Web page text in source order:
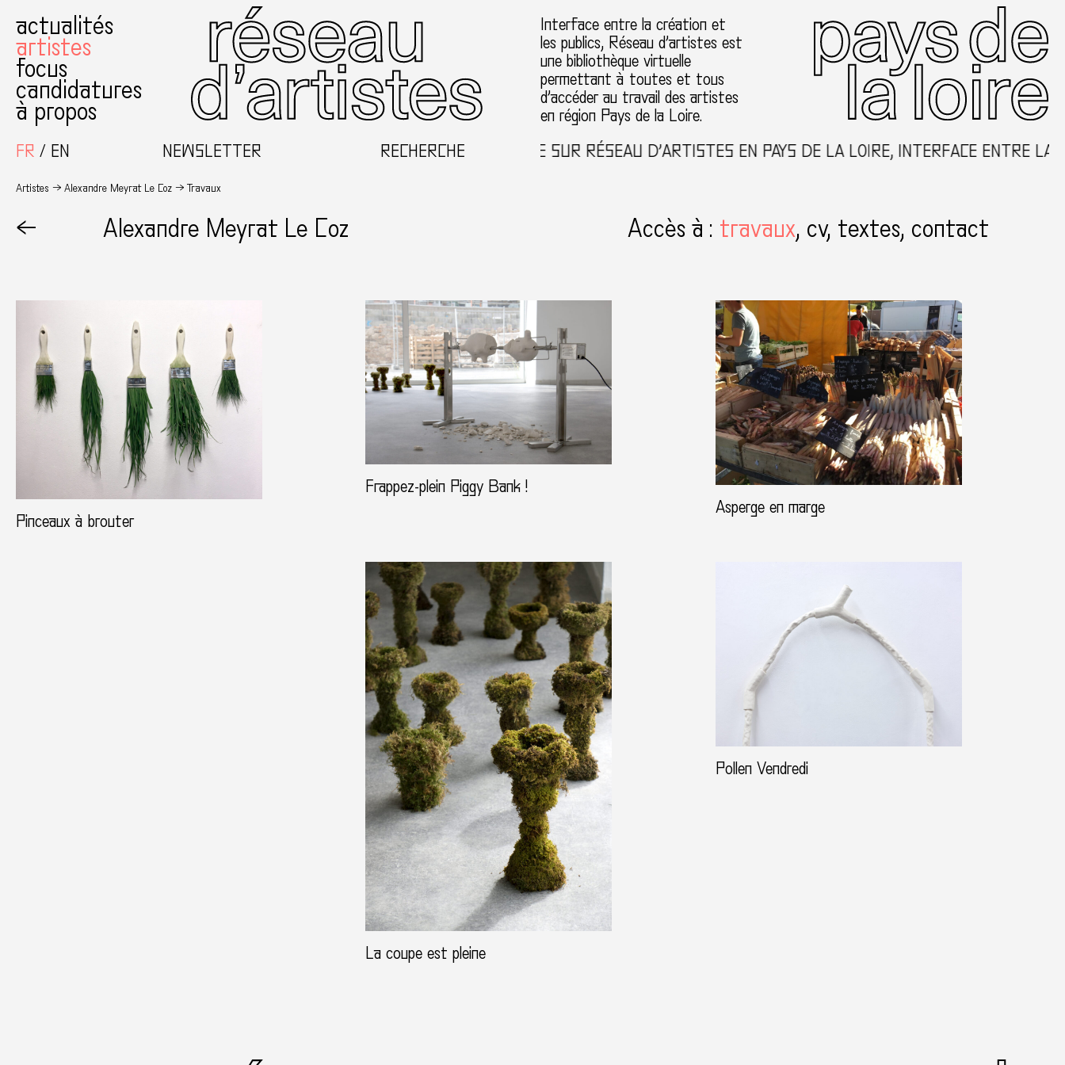
actualités
artistes
focus
candidatures
à propos
Interface entre la création et
les publics, Réseau d’artistes est
une bibliothèque virtuelle
permettant à toutes et tous
d’accéder au travail des artistes
en région Pays de la Loire.
FR
EN NEWSLETTER RECHERCHEBIENVENUE SUR RÉSEAU D’ARTISTES EN PAYS DE LA LOIRE, INTERFACE ENTRE LA
Artistes Alexandre Meyrat Le Coz Travaux
← Alexandre Meyrat Le Coz Accès à : travaux cv textes contact
Pinceaux à brouter
Frappez-plein Piggy Bank !
Asperge en marge
La coupe est pleine
Pollen Vendredi